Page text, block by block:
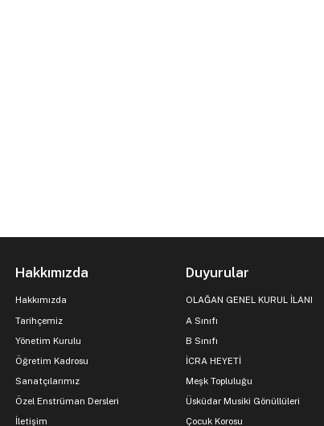
Hakkımızda
Hakkımızda
Tarihçemiz
Yönetim Kurulu
Öğretim Kadrosu
Sanatçılarımız
Özel Enstrüman Dersleri
İletişim
Duyurular
OLAĞAN GENEL KURUL İLANI
A Sınıfı
B Sınıfı
İCRA HEYETİ
Meşk Topluluğu
Üsküdar Musiki Gönüllüleri
Çocuk Korosu